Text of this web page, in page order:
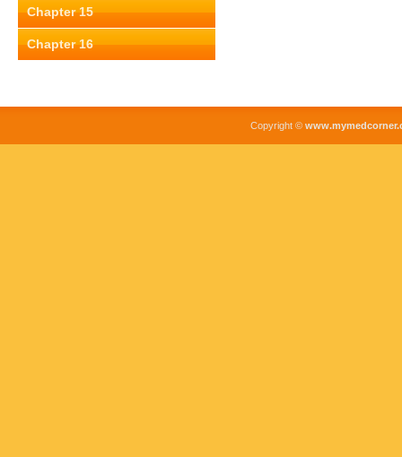
Chapter 15
Chapter 16
Copyright ©